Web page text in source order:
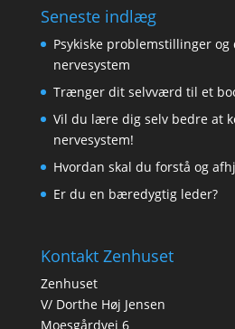
Seneste indlæg
Psykiske problemstillinger og
nervesystem
Trænger dit selvværd til et
Vil du lære dig selv bedre at
nervesystem!
Hvordan skal du forstå og
Er du en bæredygtig leder?
Kontakt Zenhuset
Zenhuset
V/ Dorthe Høj Jensen
Moesgårdvej 6